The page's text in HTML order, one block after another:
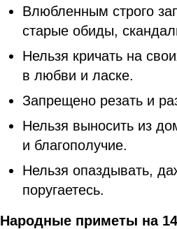
Влюбленным строго
старые обиды,
Нельзя кричать на
в любви и ласке.
Запрещено резать и
Нельзя выносить из
и благополучие.
Нельзя опаздывать,
поругаетесь.
Народные приметы на